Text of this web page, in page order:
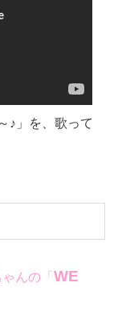
♪」を、歌って
んの「 WE